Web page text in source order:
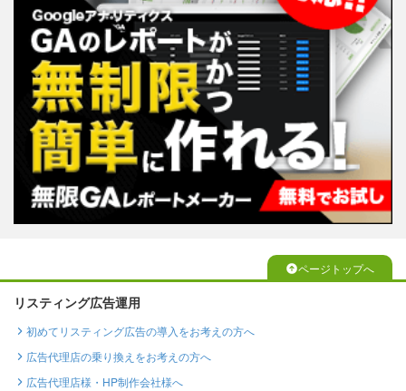
ページトップへ
リスティング広告運用
初めてリスティング広告の導入をお考えの方へ
広告代理店の乗り換えをお考えの方へ
広告代理店様・HP制作会社様へ